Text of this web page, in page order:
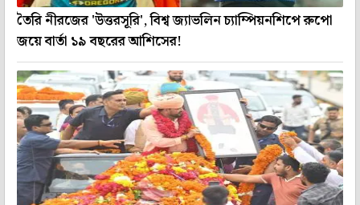
তৈরি নীরজের 'উত্তরসূরি', বিশ্ব জ্যাভলিন চ্যাম্পিয়নশিপে রুপো
জয়ে বার্তা ১৯ বছরের আশিসের!